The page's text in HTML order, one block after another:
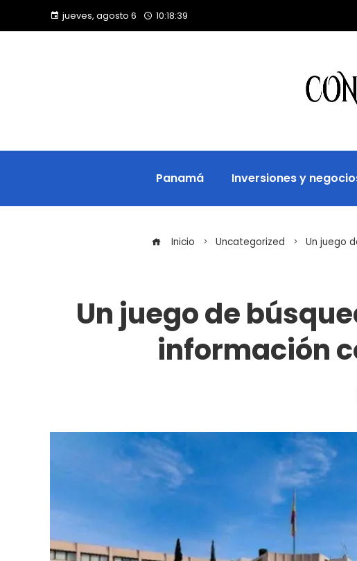
jueves, agosto 6 10:18:40
Panamá Inversiones y
Inicio Uncategorized Un juego
Un juego de
información